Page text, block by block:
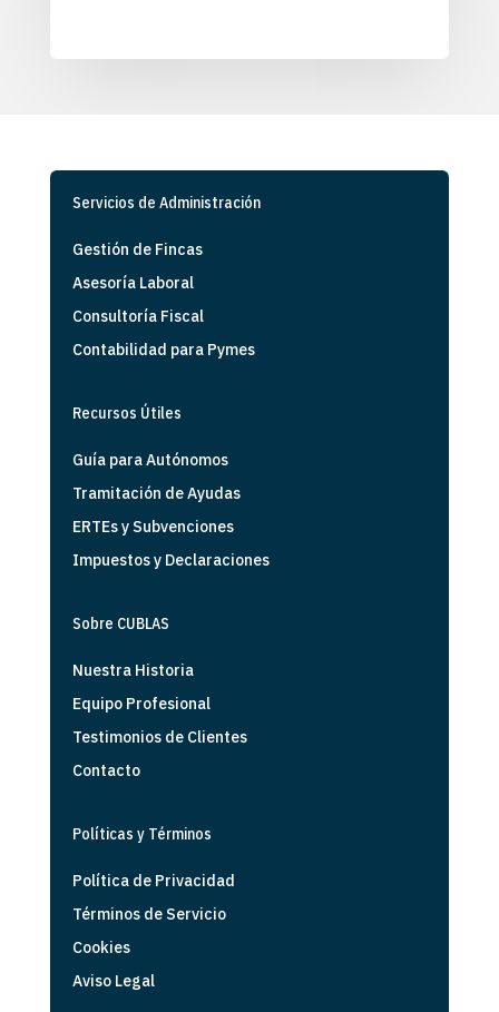
Servicios de Administración
Gestión de Fincas
Asesoría Laboral
Consultoría Fiscal
Contabilidad para Pymes
Recursos Útiles
Guía para Autónomos
Tramitación de Ayudas
ERTEs y Subvenciones
Impuestos y Declaraciones
Sobre CUBLAS
Nuestra Historia
Equipo Profesional
Testimonios de Clientes
Contacto
Políticas y Términos
Política de Privacidad
Términos de Servicio
Cookies
Aviso Legal